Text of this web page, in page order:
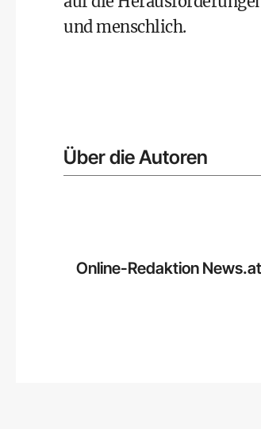
und menschlich.
Über die Autoren
Online-Redaktion News.at